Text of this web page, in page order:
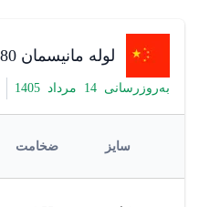
لوله مانیسمان 80
به‌روزرسانی 14 مرداد 1405
سایز ضخامت